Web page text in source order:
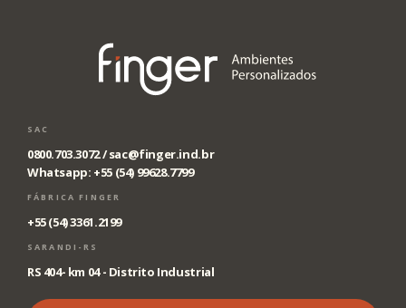
SAC
0800.703.3072 /sac@finger.ind.br
Whatsapp: +55 (54) 99628.7799
FÁBRICA FINGER
+55 (54) 3361.2199
SARANDI-RS
RS 404- km 04 - Distrito Industrial